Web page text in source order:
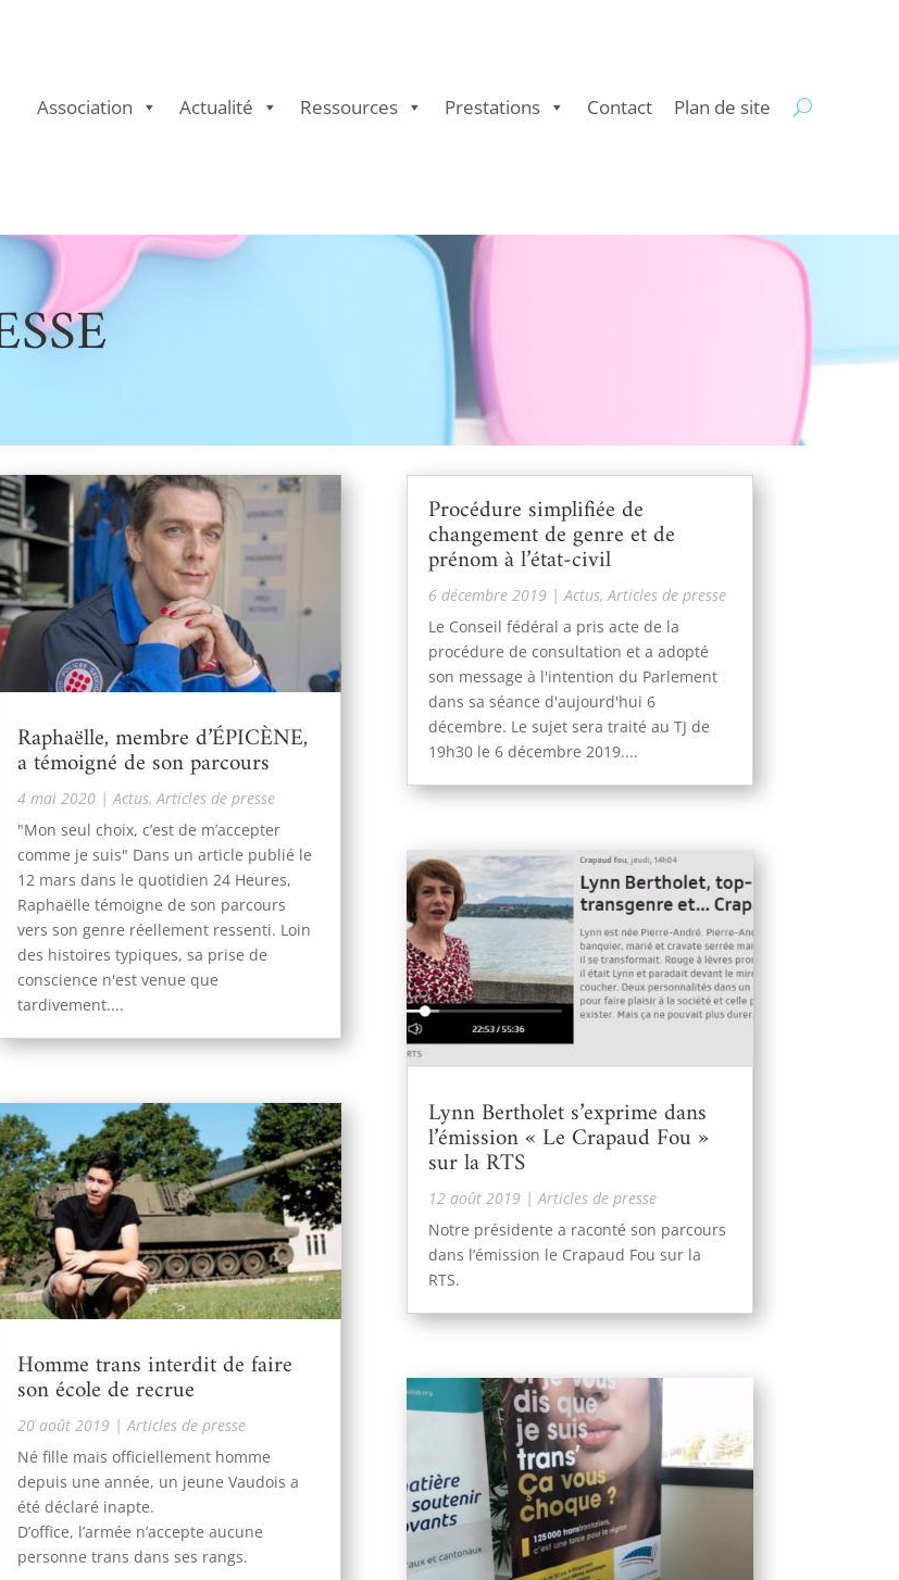
Association Actualité Ressources Prestations Contact Plan de site
Raphaëlle, membre d’ÉPICÈNE,
a témoigné de son parcours
4 mai 2020| Actus, Articles de presse
"Mon seul choix, c’est de m’accepter
comme je suis" Dans un article publié le
12 mars dans le quotidien 24 Heures,
Raphaëlle témoigne de son parcours
vers son genre réellement ressenti. Loin
des histoires typiques, sa prise de
conscience n'est venue que
tardivement....
Homme trans interdit de faire
son école de recrue
20 août 2019 |Articles de presse
Né fille mais officiellement homme
depuis une année, un jeune Vaudois a
été déclaré inapte.
D’office, l’armée n’accepte aucune
personne trans dans ses rangs.
Procédure simplifiée de
changement de genre et de
prénom à l’état-civil
6 décembre 2019 |Actus,Articles de presse
Le Conseil fédéral a pris acte de la
procédure de consultation et a adopté
son message à l'intention du Parlement
dans sa séance d'aujourd'hui 6
décembre. Le sujet sera traité au TJ de
19h30 le 6 décembre 2019....
Lynn Bertholet s’exprime dans
l’émission « Le Crapaud Fou »
sur la RTS
12 août 2019 | Articles de presse
Notre présidente a raconté son parcours
dans l’émission le Crapaud Fou sur la
RTS.